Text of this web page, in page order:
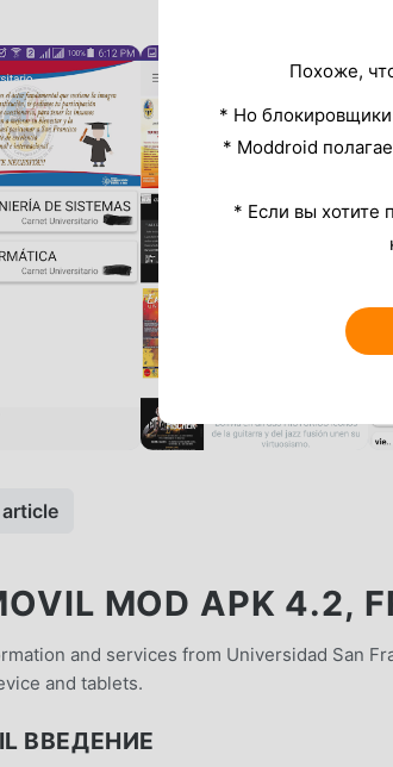
MOD APK 4.2,
and services from Universidad San
and tablets.
ВВЕДЕНИЕ
Похоже,
* Но блокировщики
* Moddroid
* Если вы хотите